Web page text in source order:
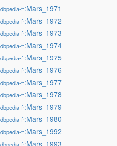
dbpedia-fr:Mars_1971
dbpedia-fr:Mars_1972
dbpedia-fr:Mars_1973
dbpedia-fr:Mars_1974
dbpedia-fr:Mars_1975
dbpedia-fr:Mars_1976
dbpedia-fr:Mars_1977
dbpedia-fr:Mars_1978
dbpedia-fr:Mars_1979
dbpedia-fr:Mars_1980
dbpedia-fr:Mars_1992
dbpedia-fr:Mars_1993